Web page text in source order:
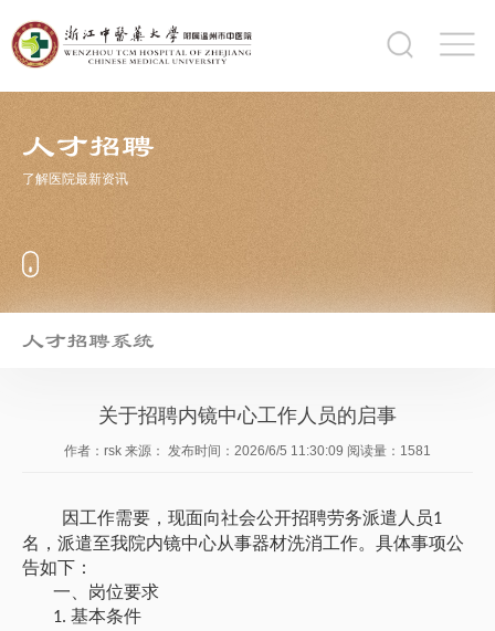
人才招聘
了解医院最新资讯
人才招聘系统
关于招聘内镜中心工作人员的启事
作者：rsk 来源： 发布时间：2026/6/5 11:30:09 阅读量： 1581
因工作需要，现面向社会公开招聘劳务派遣人员1
名，派遣至我院内镜中心从事器材洗消工作。具体事项公
告如下：
一、 岗位要求
1. 基本条件